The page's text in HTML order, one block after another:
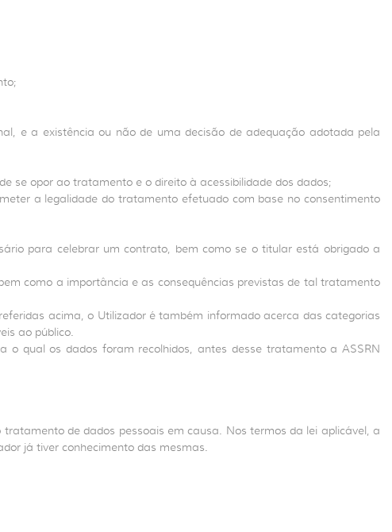
e a existência ou não de uma decisão de adequação adotada pela
se opor ao tratamento e o direito à acessibilidade dos dados;
a legalidade do tratamento efetuado com base no consentimento
para celebrar um contrato, bem como se o titular está obrigado a
como a importância e as consequências previstas de tal tratamento
acima, o Utilizador é também informado acerca das categorias
ao público.
qual os dados foram recolhidos, antes desse tratamento a ASSRN
de dados pessoais em causa. Nos termos da lei aplicável, a
já tiver conhecimento das mesmas.